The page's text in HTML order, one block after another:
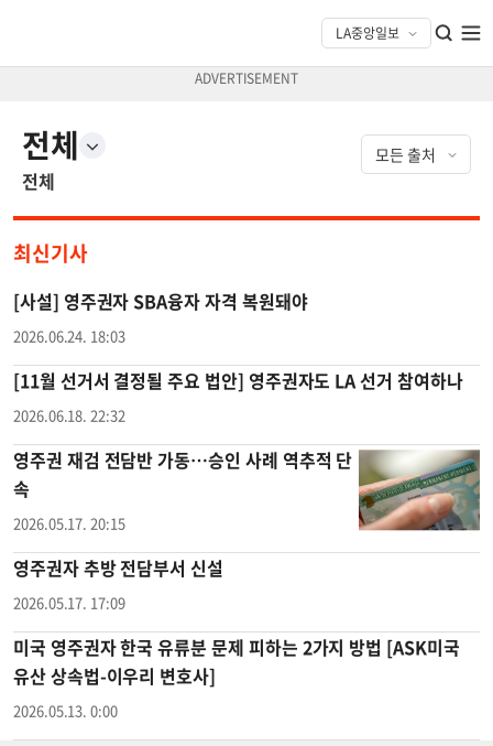
전체
전체
최신기사
[사설] 영주권자 SBA융자 자격 복원돼야
2026.06.24. 18:03
[11월 선거서 결정될 주요 법안] 영주권자도 LA 선거 참여하나
2026.06.18. 22:32
영주권 재검 전담반 가동…승인 사례 역추적 단
속
2026.05.17. 20:15
영주권자 추방 전담부서 신설
2026.05.17. 17:09
미국 영주권자 한국 유류분 문제 피하는 2가지 방법 [ASK미국
유산 상속법-이우리 변호사]
2026.05.13. 0:00